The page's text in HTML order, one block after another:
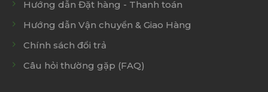
Hướng dẫn Đặt hàng - Thanh toán
Hướng dẫn Vận chuyển & Giao Hàng
Chính sách đổi trả
Câu hỏi thường gặp (FAQ)